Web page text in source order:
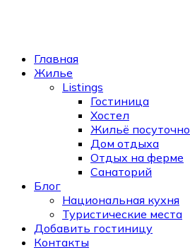
Главная
Жилье
Listings
Гостиница
Хостел
Жильё посуточно
Дом отдыха
Отдых на ферме
Санаторий
Блог
Национальная кухня
Туристические места
Добавить гостиницу
Контакты